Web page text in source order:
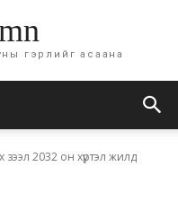
гэрлийг асаана
2032 он хүртэл жилд